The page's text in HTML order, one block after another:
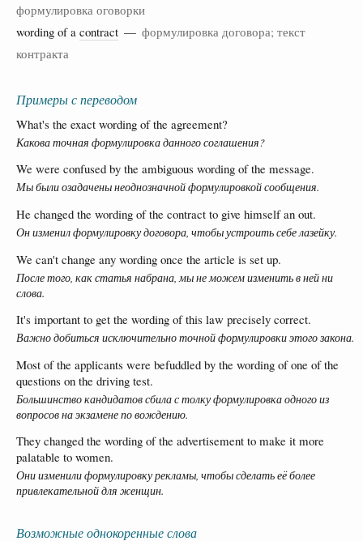
формулировка оговорки
wording of a contract — формулировка договора; текст
контракта
Примеры с переводом
What's the exact wording of the agreement?
Какова точная формулировка данного соглашения?
We were confused by the ambiguous wording of the message.
Мы были озадачены неоднозначной формулировкой сообщения.
He changed the wording of the contract to give himself an out.
Он изменил формулировку договора, чтобы устроить себе лазейку.
We can't change any wording once the article is set up.
После того, как статья набрана, мы не можем изменить в ней ни
слова.
It's important to get the wording of this law precisely correct.
Важно добиться исключительно точной формулировки этого закона.
Most of the applicants were befuddled by the wording of one of the
questions on the driving test.
Большинство кандидатов сбила с толку формулировка одного из
вопросов на экзамене по вождению.
They changed the wording of the advertisement to make it more
palatable to women.
Они изменили формулировку рекламы, чтобы сделать её более
привлекательной для женщин.
Возможные однокоренные слова